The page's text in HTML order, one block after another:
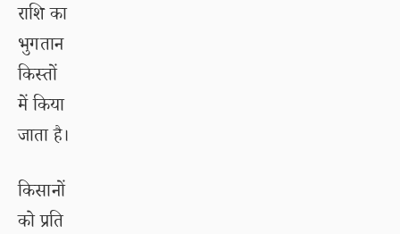
राशि का
भुगतान
किस्तों
में किया
जाता है।
किसानों
को प्रति